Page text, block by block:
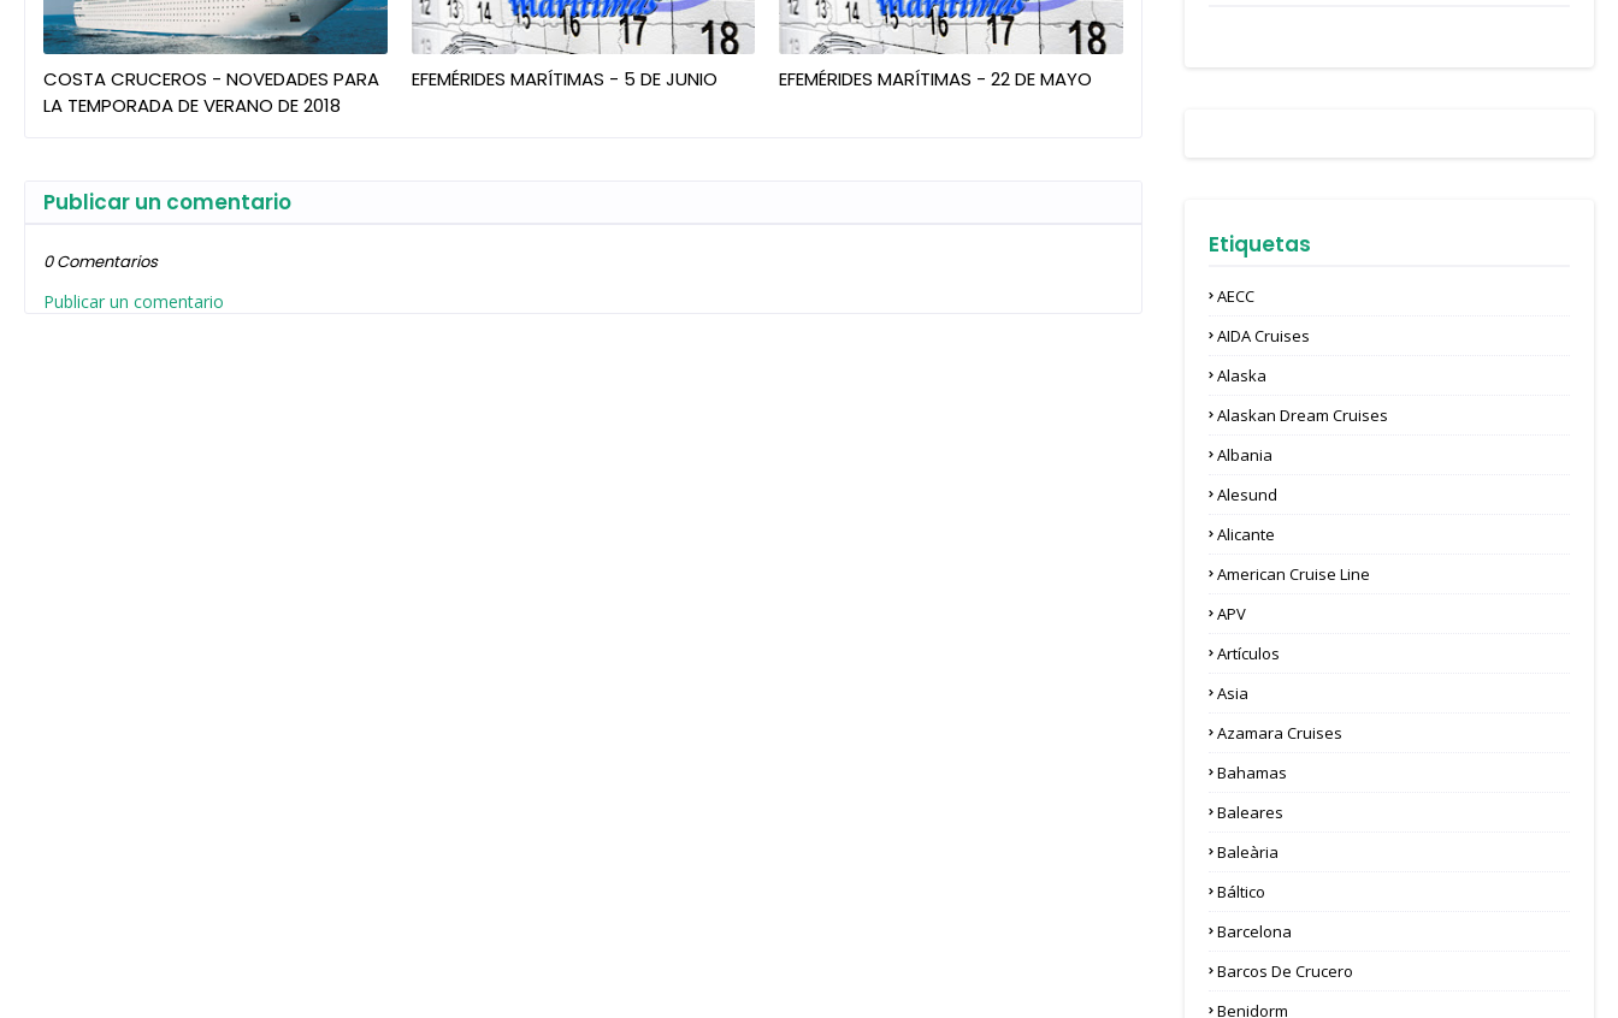
COSTA CRUCEROS - NOVEDADES PARA
LA TEMPORADA DE VERANO DE 2018
EFEMÉRIDES MARÍTIMAS - 5 DE JUNIO EFEMÉRIDES MARÍTIMAS - 22 DE MAYO
Publicar un comentario
0 Comentarios
Publicar un comentario
Etiquetas
AECC
AIDA Cruises
Alaska
Alaskan Dream Cruises
Albania
Alesund
Alicante
American Cruise Line
APV
Artículos
Asia
Azamara Cruises
Bahamas
Baleares
Baleària
Báltico
Barcelona
Barcos De Crucero
Benidorm